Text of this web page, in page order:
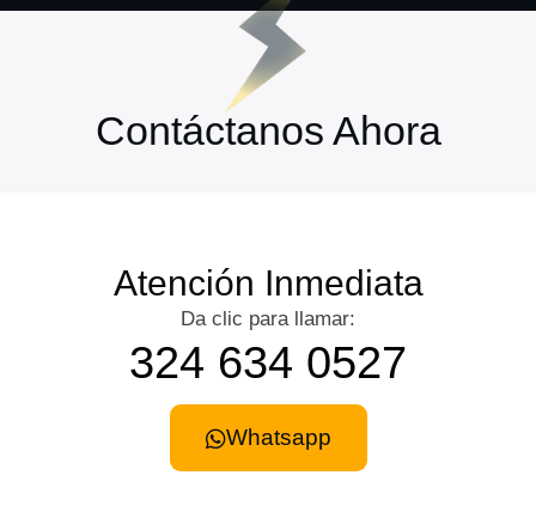
Contáctanos Ahora
Atención Inmediata
Da clic para llamar:
324 634 0527
Whatsapp